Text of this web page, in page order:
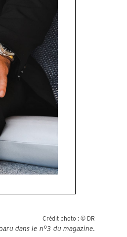
Crédit photo : © DR
dans le n°3 du magazine.